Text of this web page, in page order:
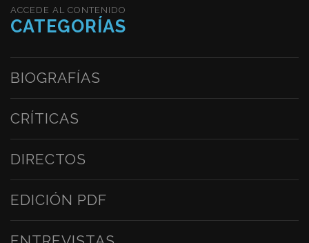
ACCEDE AL CONTENIDO
CATEGORÍAS
BIOGRAFÍAS
CRÍTICAS
DIRECTOS
EDICIÓN PDF